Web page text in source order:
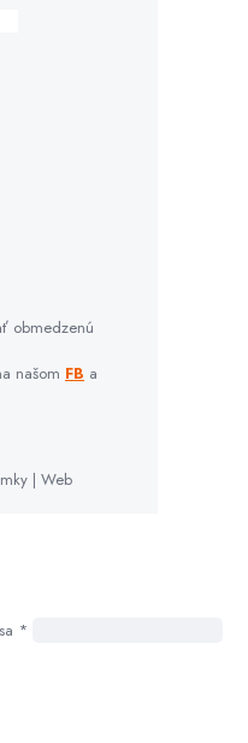
obmedzenú
našom FB a
| Web
*